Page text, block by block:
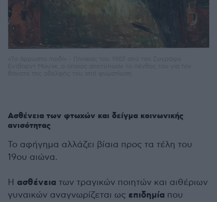
Ασθένεια των φτωχών και δείγμα κοινωνικής
ανισότητας
Το αφήγημα αλλάζει βίαια προς τα τέλη του
19ου αιώνα.
Η ασθένεια των τραγικών ποιητών και αιθέριων
γυναικών αναγνωρίζεται ως επιδημία που